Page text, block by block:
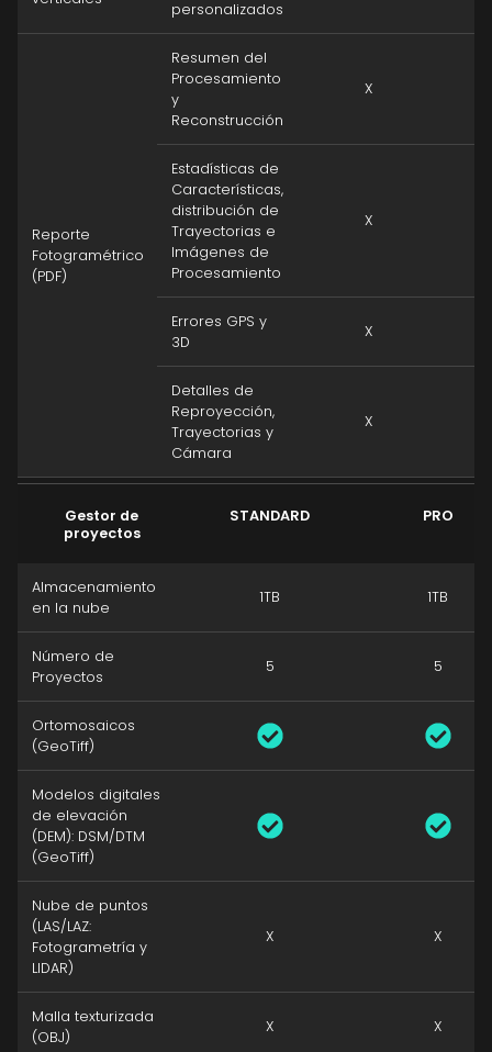
personalizados
Reporte
Fotogramétrico
(PDF)
Resumen del
Procesamiento
y
Reconstrucción
X
Estadísticas de
Características,
distribución de
Trayectorias e
Imágenes de
Procesamiento
X
Errores GPS y
3D
X
Detalles de
Reproyección,
Trayectorias y
Cámara
X
Gestor de
proyectos
STANDARD PRO
Almacenamiento
en la nube
1TB 1TB
Número de
Proyectos
5 5
Ortomosaicos
(GeoTiff)
Modelos digitales
de elevación
(DEM): DSM/DTM
(GeoTiff)
Nube de puntos
(LAS/LAZ:
Fotogrametría y
LIDAR)
X X
Malla texturizada
(OBJ)
X X